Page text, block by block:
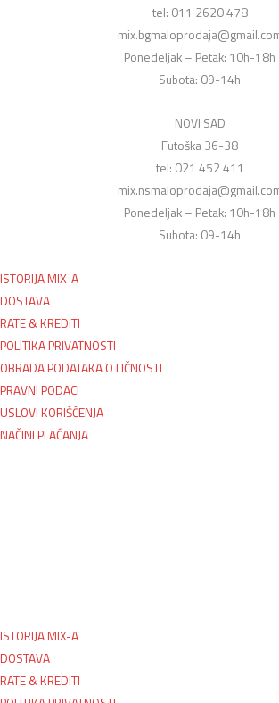
tel: 011 2620 478
Ponedeljak – Petak: 10h-18h
Subota: 09-14h
NOVI SAD
Futoška 36-38
tel: 021 452 411
Ponedeljak – Petak: 10h-18h
Subota: 09-14h
ISTORIJA MIX-A
DOSTAVA
RATE & KREDITI
POLITIKA PRIVATNOSTI
OBRADA PODATAKA O LIČNOSTI
PRAVNI PODACI
USLOVI KORIŠĆENJA
NAČINI PLAĆANJA
ISTORIJA MIX-A
DOSTAVA
RATE & KREDITI